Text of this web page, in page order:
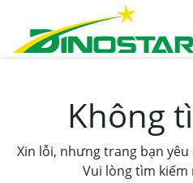
Không
Xin lỗi, nhưng trang bạn
Vui lòng tìm kiếm